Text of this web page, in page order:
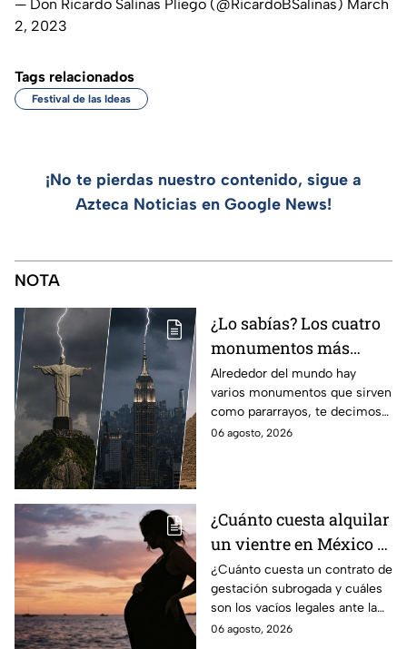
— Don Ricardo Salinas Pliego (@RicardoBSalinas) March
2, 2023
Tags relacionados
Festival de las Ideas
¡No te pierdas nuestro contenido, sigue a
Azteca Noticias en Google News!
NOTA
¿Lo sabías? Los cuatro
monumentos más
famosos del mundo que
también funcionan
como pararrayos
Alrededor del mundo hay
varios monumentos que sirven
como pararrayos, te decimos
los cuatro más icónicos y
06 agosto, 2026
¿Cuánto cuesta alquilar
un vientre en México y
en qué estados se
permite la gestación
subrogada?
¿Cuánto cuesta un contrato de
gestación subrogada y cuáles
son los vacíos legales ante la
falta de una ley federal que
06 agosto, 2026